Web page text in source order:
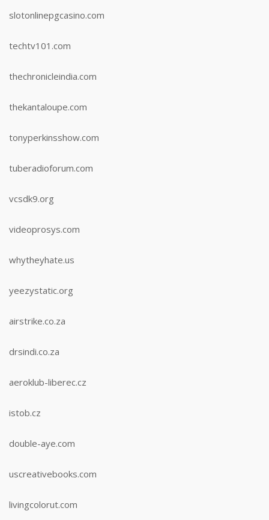
slotonlinepgcasino.com
techtv101.com
thechronicleindia.com
thekantaloupe.com
tonyperkinsshow.com
tuberadioforum.com
vcsdk9.org
videoprosys.com
whytheyhate.us
yeezystatic.org
airstrike.co.za
drsindi.co.za
aeroklub-liberec.cz
istob.cz
double-aye.com
uscreativebooks.com
livingcolorut.com